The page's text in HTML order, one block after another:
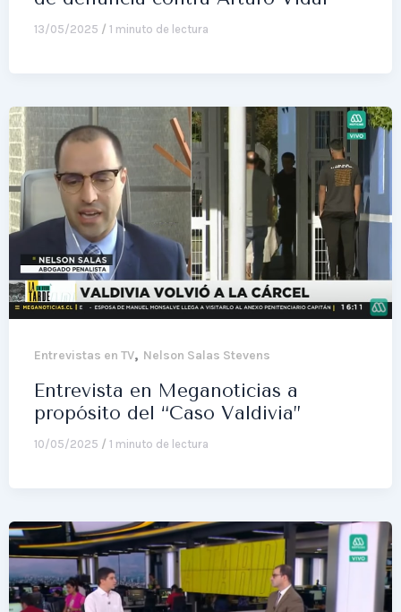
13/05/2025 / 1 minuto de lectura
Entrevistas en TV, Nelson Salas Stevens
Entrevista en Meganoticias a
propósito del “Caso Valdivia”
10/05/2025 / 1 minuto de lectura